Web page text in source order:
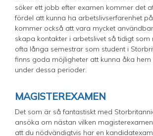
söker ett jobb efter examen kommer det
fördel att kunna ha arbetslivserfarenhet
kommer också att vara mycket
skapa kontakter i arbetslivet så tidigt som
ofta långa semestrar som student i
finns goda möjligheter att kunna åka
under dessa perioder.
MAGISTEREXAMEN
Det som är så fantastiskt med
ansöka om nästan vilken
att du nödvändigtvis har en